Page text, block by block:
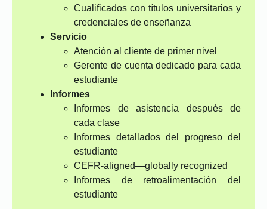
Cualificados con títulos universitarios y
credenciales de enseñanza
Servicio
Atención al cliente de primer nivel
Gerente de cuenta dedicado para cada
estudiante
Informes
Informes de asistencia después de
cada clase
Informes detallados del progreso del
estudiante
CEFR-aligned—globally recognized
Informes de retroalimentación del
estudiante